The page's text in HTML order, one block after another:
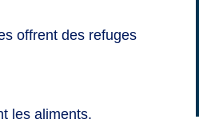
offrent des refuges
les aliments.